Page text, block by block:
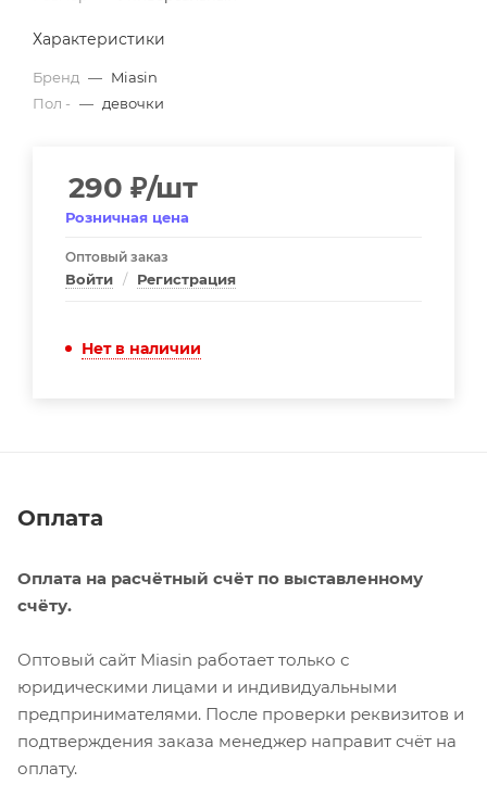
Характеристики
Бренд — Miasin
Пол - — девочки
290 ₽/шт
Розничная цена
Оптовый заказ
Войти / Регистрация
Нет в наличии
Оплата
Оплата на расчётный счёт по выставленному
счёту.
Оптовый сайт Miasin работает только с
юридическими лицами и индивидуальными
предпринимателями. После проверки реквизитов и
подтверждения заказа менеджер направит счёт на
оплату.